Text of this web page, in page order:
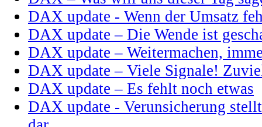
DAX update - Wenn der Umsatz
DAX update – Die Wende ist
DAX update – Weitermachen,
DAX update – Viele Signale!
DAX update – Es fehlt noch etwas
DAX update - Verunsicherung